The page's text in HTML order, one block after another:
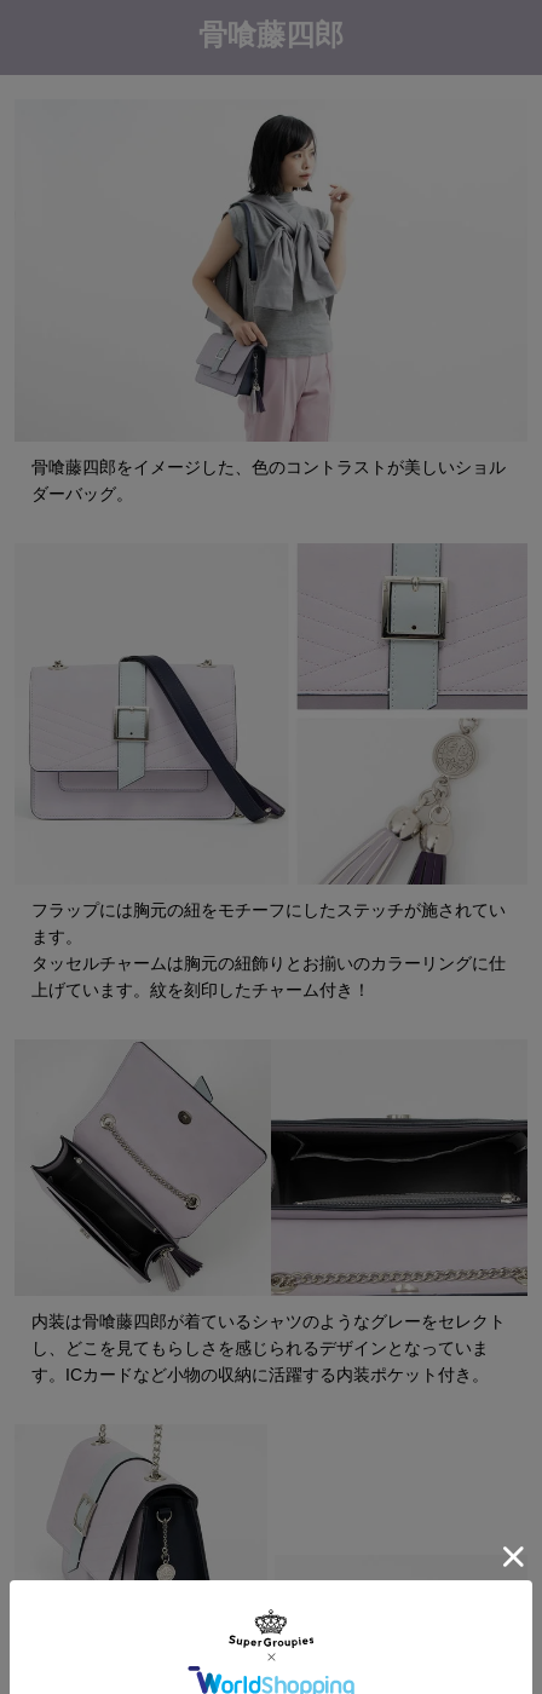
骨喰藤四郎
骨喰藤四郎をイメージした、色のコントラストが美しいショル
ダーバッグ。
フラップには胸元の紐をモチーフにしたステッチが施されてい
ます。
タッセルチャームは胸元の紐飾りとお揃いのカラーリングに仕
上げています。紋を刻印したチャーム付き！
内装は骨喰藤四郎が着ているシャツのようなグレーをセレクト
し、どこを見てもらしさを感じられるデザインとなっていま
す。ICカードなど小物の収納に活躍する内装ポケット付き。